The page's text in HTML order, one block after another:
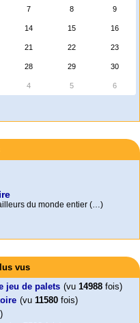
7 8 9
14 15 16
21 22 23
28 29 30
4 5 6
du monde entier (…)
de la République
fois à la prison à vie pour
est tombé !
de la Loire veut faire voter ce (…)
ou le dernier travail (…)
vus
jeu de palets (vu 14988 fois)
(vu 11580 fois)